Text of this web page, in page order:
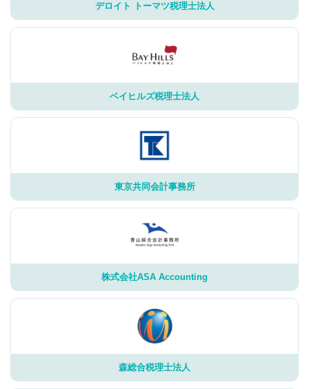
デロイト トーマツ税理士法人
ベイヒルズ税理士法人
東京共同会計事務所
株式会社ASA Accounting
森総合税理士法人